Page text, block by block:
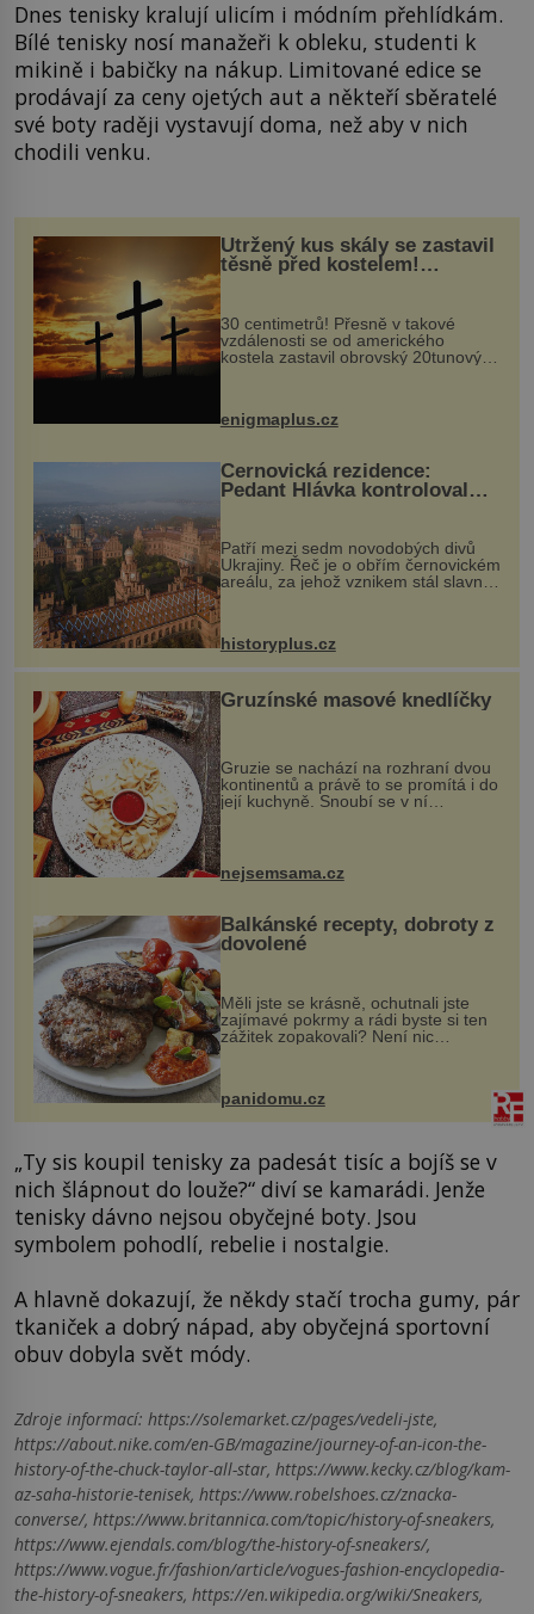
Dnes tenisky kralují ulicím i módním přehlídkám.
Bílé tenisky nosí manažeři k obleku, studenti k
mikině i babičky na nákup. Limitované edice se
prodávají za ceny ojetých aut a někteří sběratelé
své boty raději vystavují doma, než aby v nich
chodili venku.
Utržený kus skály se zastavil
těsně před kostelem!
Ochránila ho boží síla?
30 centimetrů! Přesně v takové
vzdálenosti se od amerického
kostela zastavil obrovský 20tunový
...
enigmaplus.cz
Černovická rezidence:
Pedant Hlávka kontroloval
Patří mezi sedm novodobých divů
Ukrajiny. Řeč je o obřím černovickém
areálu, za jehož vznikem stál slavný
český architekt Josef Hlávka. Ten si
na něm dal mimořádně záležet. Jeho
stavební plány by při ...
historyplus.cz
Gruzínské masové knedlíčky
Gruzie se nachází na rozhraní dvou
kontinentů a právě to se promítá i do
její kuchyně. Snoubí se v ní
evropské a asijské chutě a díky tomu
vznikají rozmanité a chuťově bohaté
pokrmy, které rozhodně st...
nejsemsama.cz
Balkánské recepty, dobroty z
dovolené
Měli jste se krásně, ochutnali jste
zajímavé pokrmy a rádi byste si ten
zážitek zopakovali? Není nic
snazšího. Pljeskavica (10 porcí)
Možná jste ji ochutnali na dovolené v
panidomu.cz
„Ty sis koupil tenisky za padesát tisíc a bojíš se v
nich šlápnout do louže?“ diví se kamarádi. Jenže
tenisky dávno nejsou obyčejné boty. Jsou
symbolem pohodlí, rebelie i nostalgie.
A hlavně dokazují, že někdy stačí trocha gumy, pár
tkaniček a dobrý nápad, aby obyčejná sportovní
obuv dobyla svět módy.
Zdroje informací: https://solemarket.cz/pages/vedeli-jste,
https://about.nike.com/en-GB/magazine/journey-of-an-icon-the-
history-of-the-chuck-taylor-all-star, https://www.kecky.cz/blog/kam-
az-saha-historie-tenisek, https://www.robelshoes.cz/znacka-
converse/, https://www.britannica.com/topic/history-of-sneakers,
https://www.ejendals.com/blog/the-history-of-sneakers/,
https://www.vogue.fr/fashion/article/vogues-fashion-encyclopedia-
the-history-of-sneakers, https://en.wikipedia.org/wiki/Sneakers,